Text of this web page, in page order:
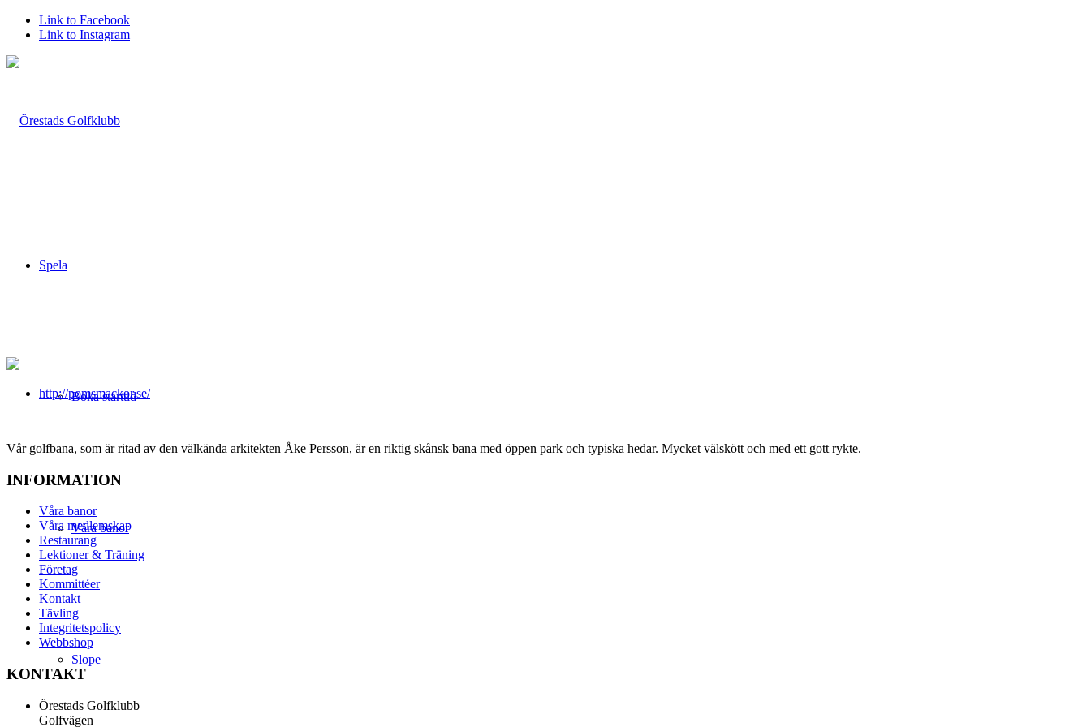
Link to Facebook
Link to Instagram
Spela
Boka starttid
Våra banor
Slope
http://pomsmackor.se/
Vår golfbana, som är ritad av den välkända arkitekten Åke Persson, är en riktig skånsk bana med öppen park och typiska hedar. Mycket välskött och med ett gott rykte.
INFORMATION
Våra banor
Våra medlemskap
Restaurang
Lektioner & Träning
Företag
Kommittéer
Kontakt
Tävling
Integritetspolicy
Webbshop
KONTAKT
Örestads Golfklubb
Golfvägen